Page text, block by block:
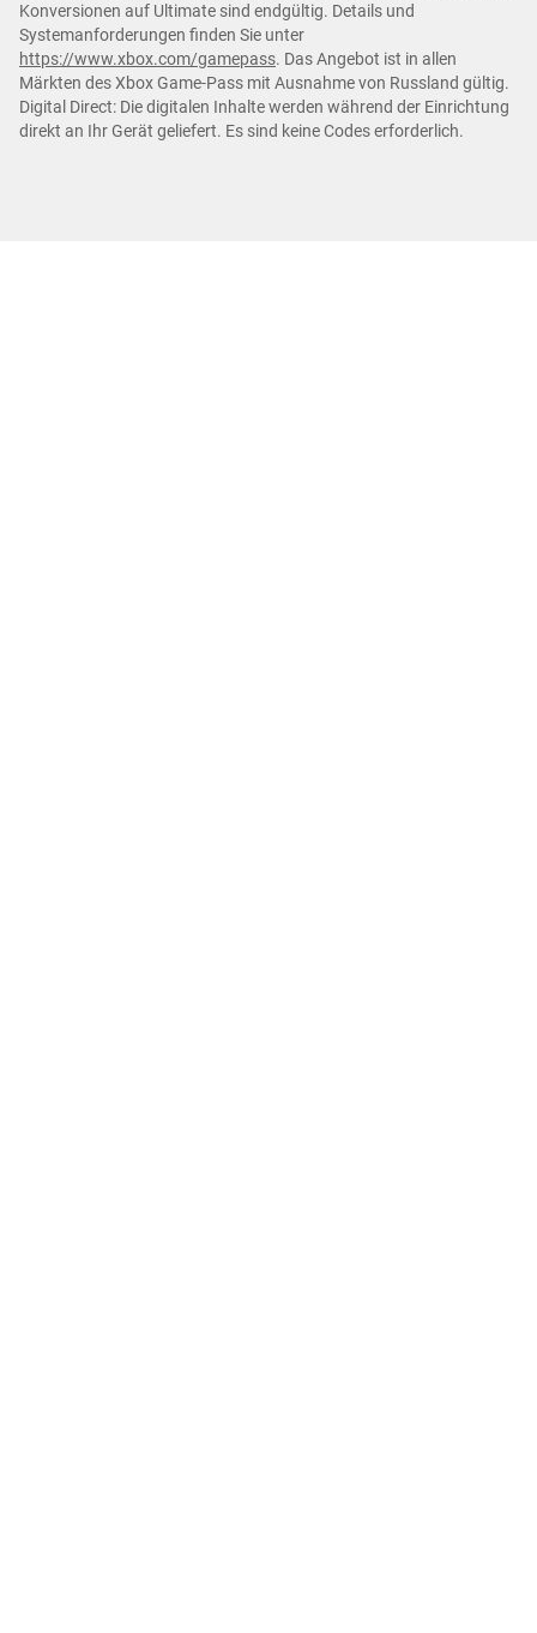
Konversionen auf Ultimate sind endgültig. Details und
Systemanforderungen finden Sie unter
https://www.xbox.com/gamepass. Das Angebot ist in allen
Märkten des Xbox Game-Pass mit Ausnahme von Russland gültig.
Digital Direct: Die digitalen Inhalte werden während der Einrichtung
direkt an Ihr Gerät geliefert. Es sind keine Codes erforderlich.